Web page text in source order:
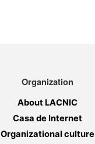
Organization
About LACNIC
Casa de Internet
Organizational culture